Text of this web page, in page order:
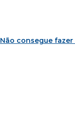
Não consegue